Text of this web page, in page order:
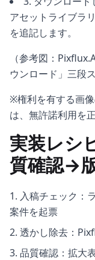
アセットライブラ
を追記します。
（参考図：
ウンロード」三段
※権利を有する画
は、無許諾利用を
実装レシ
質確認→
入稿チェック：
案件を起票
透かし除去：
品質確認：拡大